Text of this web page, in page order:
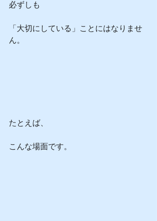
必ずしも
「大切にしている」ことにはなりませ
ん。
たとえば、
こんな場面です。